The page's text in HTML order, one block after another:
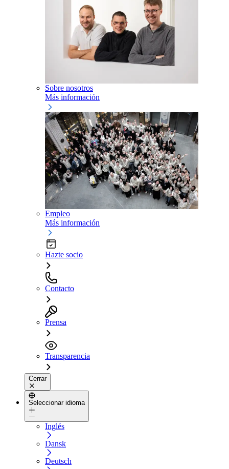
Sobre nosotros
Más información
Empleo
Más información
Hazte socio
Contacto
Prensa
Transparencia
Cerrar
Seleccionar idioma
Inglés
Dansk
Deutsch